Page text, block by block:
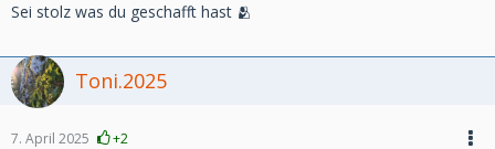
Sei stolz was du geschafft hast 🫂
Toni.2025
7. April 2025 +2